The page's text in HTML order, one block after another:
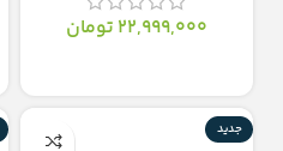
22,999,000 تومان
جدید